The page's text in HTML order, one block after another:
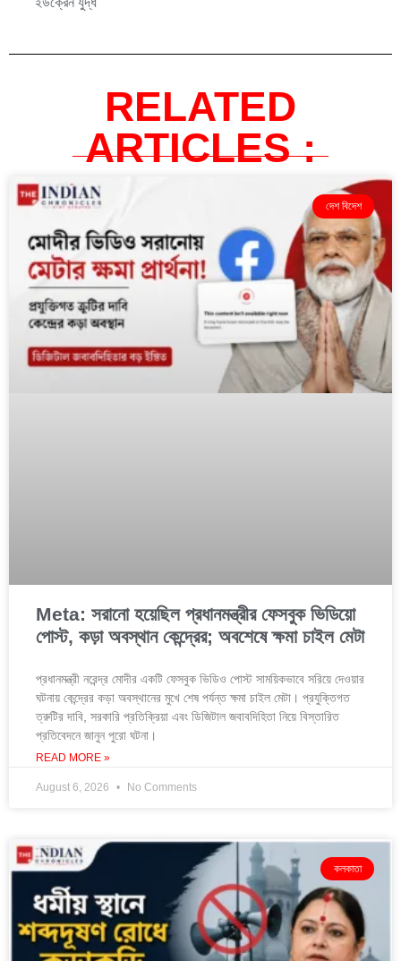
RELATED
ARTICLES :
দেশ বিদেশ
Meta: সরানো হয়েছিল প্রধানমন্ত্রীর ফেসবুক ভিডিয়ো
পোস্ট, কড়া অবস্থান কেন্দ্রের; অবশেষে ক্ষমা চাইল মেটা
প্রধানমন্ত্রী নরেন্দ্র মোদীর একটি ফেসবুক ভিডিও পোস্ট সাময়িকভাবে সরিয়ে দেওয়ার
ঘটনায় কেন্দ্রের কড়া অবস্থানের মুখে শেষ পর্যন্ত ক্ষমা চাইল মেটা। প্রযুক্তিগত
ত্রুটির দাবি, সরকারি প্রতিক্রিয়া এবং ডিজিটাল জবাবদিহিতা নিয়ে বিস্তারিত
প্রতিবেদনে জানুন পুরো ঘটনা।
READ MORE »
August 6, 2026 No Comments
কলকাতা